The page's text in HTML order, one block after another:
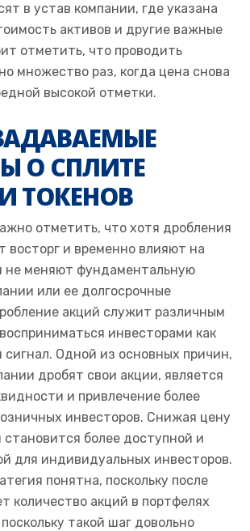
в устав компании, где указана
активов и другие важные
отметить, что проводить
множество раз, когда цена снова
высокой отметки.
О СПЛИТЕ
ТОКЕНОВ
отметить, что хотя дробления
восторг и временно влияют на
не меняют фундаментальную
или ее долгосрочные
акций служит различным
инвесторами как
Одной из основных причин,
дробят свои акции, является
и привлечение более
инвесторов. Снижая цену
становится более доступной и
для индивидуальных инвесторов.
понятна, поскольку после
количество акций в портфелях
такой шаг довольно